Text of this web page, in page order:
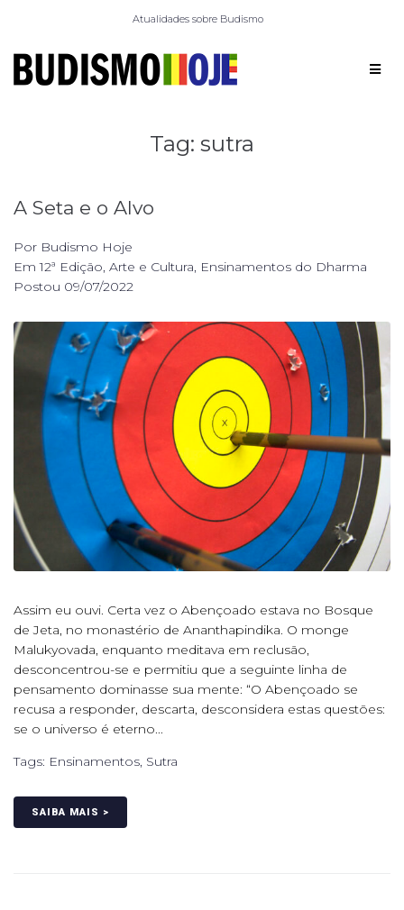
Atualidades sobre Budismo
Tag: sutra
A Seta e o Alvo
Por Budismo Hoje
Em12ª Edição, Arte e Cultura, Ensinamentos do Dharma
Postou 09/07/2022
Assim eu ouvi. Certa vez o Abençoado estava no Bosque
de Jeta, no monastério de Ananthapindika. O monge
Malukyovada, enquanto meditava em reclusão,
desconcentrou-se e permitiu que a seguinte linha de
pensamento dominasse sua mente: “O Abençoado se
recusa a responder, descarta, desconsidera estas questões:
se o universo é eterno...
Tags: Ensinamentos, Sutra
SAIBA MAIS >